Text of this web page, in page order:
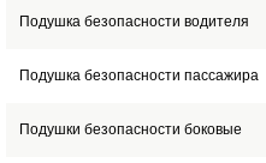
Подушка безопасности водителя
Подушка безопасности пассажира
Подушки безопасности боковые